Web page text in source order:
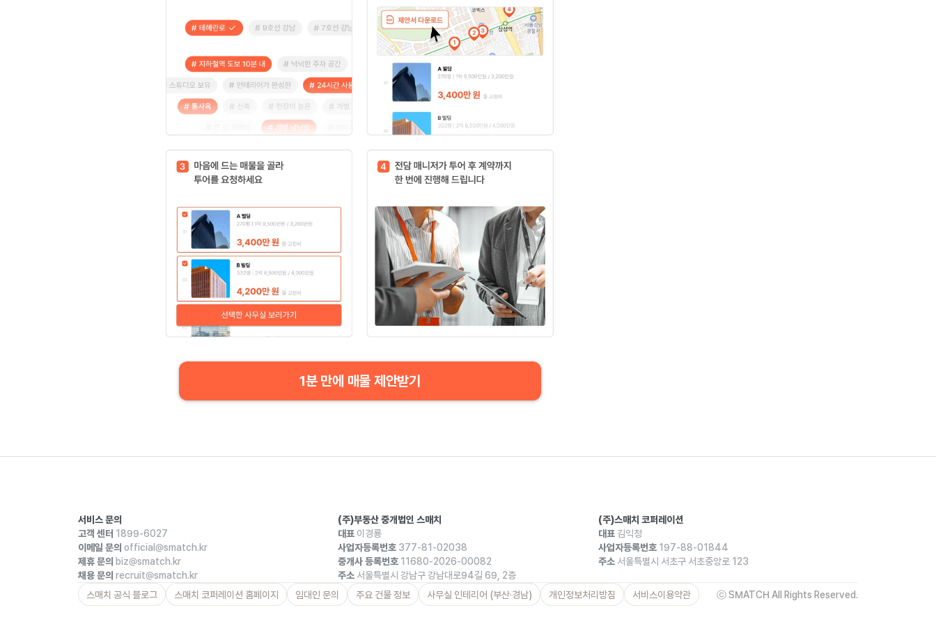
1분 만에 매물 제안받기
서비스 문의
고객 센터 1899-6027
이메일 문의 official@smatch.kr
제휴 문의 biz@smatch.kr
채용 문의 recruit@smatch.kr
(주)부동산 중개법인 스매치
대표 이경룡
사업자등록번호 377-81-02038
중개사 등록번호 11680-2026-00082
주소 서울특별시 강남구 강남대로94길 69, 2층
(주)스매치 코퍼레이션
대표김익정
사업자등록번호197-88-01844
주소서울특별시 서초구 서초중앙로 123
스매치 공식 블로그 스매치 코퍼레이션 홈페이지 임대인 문의 주요 건물 정보 사무실 인테리어 (부산·경남) 개인정보처리방침 서비스이용약관 ⓒ SMATCH All Rights Reserved.